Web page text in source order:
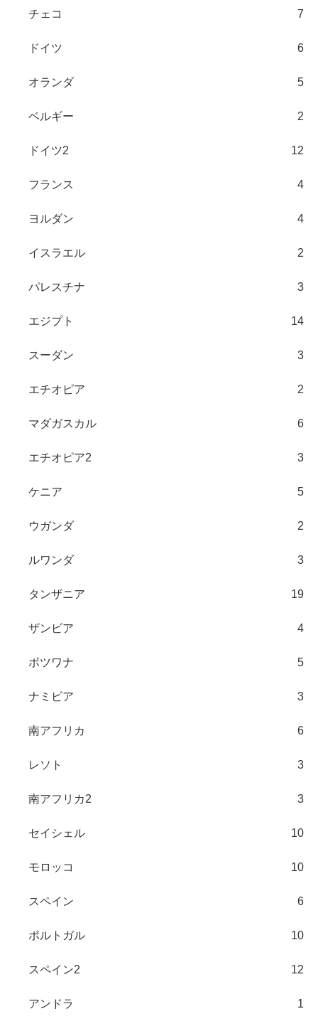
チェコ 7
ドイツ 6
オランダ 5
ベルギー 2
ドイツ2 12
フランス 4
ヨルダン 4
イスラエル 2
パレスチナ 3
エジプト 14
スーダン 3
エチオピア 2
マダガスカル 6
エチオピア2 3
ケニア 5
ウガンダ 2
ルワンダ 3
タンザニア 19
ザンビア 4
ボツワナ 5
ナミビア 3
南アフリカ 6
レソト 3
南アフリカ2 3
セイシェル 10
モロッコ 10
スペイン 6
ポルトガル 10
スペイン2 12
アンドラ 1